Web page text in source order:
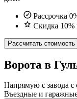
Рассрочка
Скидка 10%
Рассчитать стоимость
Ворота в
Напрямую с завода с
Въездные и